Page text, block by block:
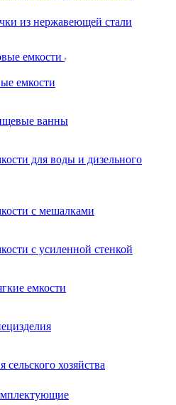
из нержавеющей стали
емкости
емкости
ванны
для воды и дизельного
с мешалками
с усиленной стенкой
емкости
сельского хозяйства